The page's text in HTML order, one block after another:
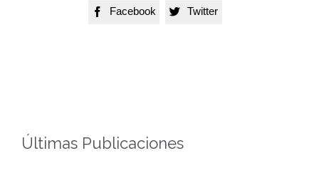
 Facebook  Twitter
Últimas Publicaciones